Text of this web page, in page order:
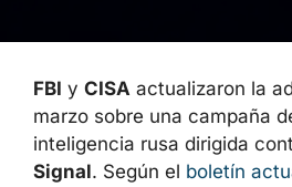
FBI y CISA actualizaron la
marzo sobre una campaña
inteligencia rusa dirigida
Signal. Según el boletín